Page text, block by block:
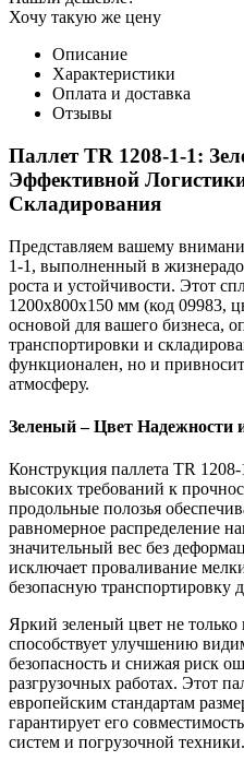
Хочу такую же цену
Описание
Характеристики
Оплата и доставка
Отзывы
Паллет TR 1208-1-1:
Эффективной
Складирования
Представляем вашему
1-1, выполненный в
роста и устойчивости. Этот
1200х800х150 мм (код 09983,
основой для вашего бизнеса,
транспортировки и
функционален, но и
атмосферу.
Зеленый – Цвет Надежности
Конструкция паллета TR
высоких требований к
продольные полозья
равномерное распределение
значительный вес без
исключает проваливание
безопасную транспортировку
Яркий зеленый цвет не
способствует улучшению
безопасность и снижая риск
разгрузочных работах. Этот
европейским стандартам
гарантирует его
систем и погрузочной техники.